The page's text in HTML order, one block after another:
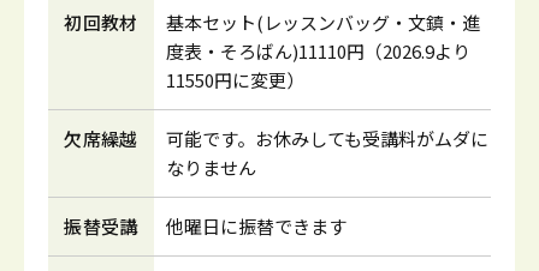
初回教材
基本セット(レッスンバッグ・文鎮・進
度表・そろばん)11110円（2026.9より
11550円に変更）
欠席繰越
可能です。お休みしても受講料がムダに
なりません
振替受講 他曜日に振替できます